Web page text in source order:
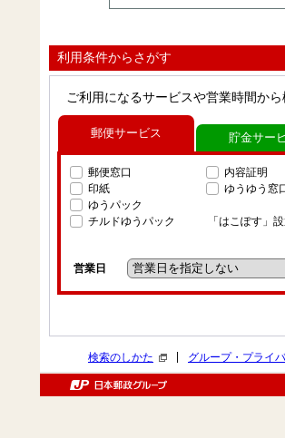
利用条件からさがす
ご利用になるサービスや営業時間から
郵便サービス
郵便窓口
印紙
ゆうパック
チルドゆうパック
内容証明
ゆうゆう窓
「はこぽす」
営業日
貯金サー
検索のしかた グループ・プライ